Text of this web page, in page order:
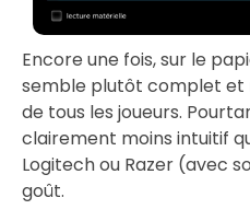
Encore une fois, sur le
semble plutôt complet
de tous les joueurs.
clairement moins intuitif
Logitech ou Razer (avec
goût.